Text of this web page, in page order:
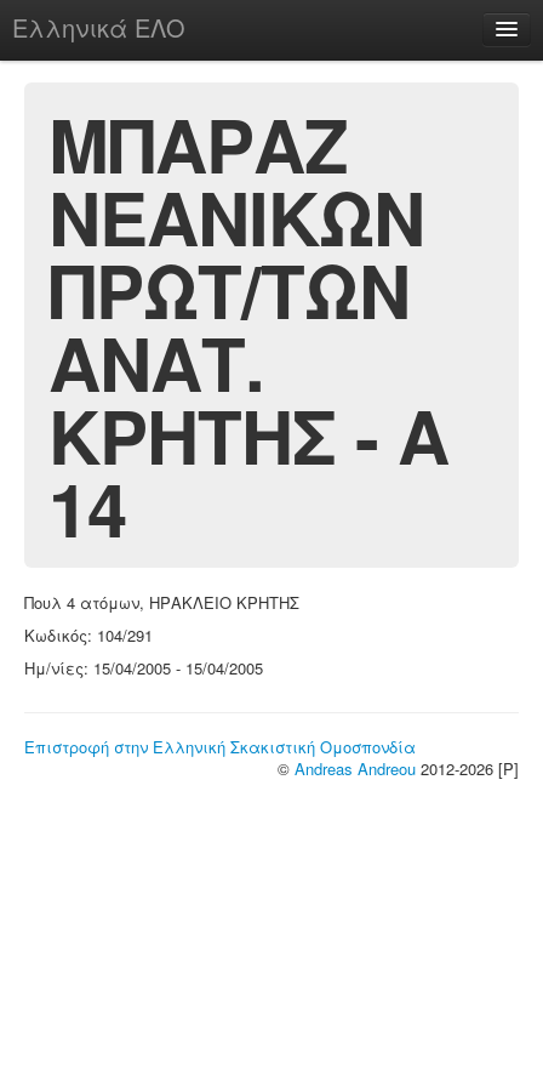
Ελληνικά ΕΛΟ
chesstu.be @ discord
Login
ΜΠΑΡΑΖ
ΝΕΑΝΙΚΩΝ
ΠΡΩΤ/ΤΩΝ
ΑΝΑΤ.
ΚΡΗΤΗΣ - Α
14
Πουλ 4 ατόμων, ΗΡΑΚΛΕΙΟ ΚΡΗΤΗΣ
Κωδικός: 104/291
Ημ/νίες: 15/04/2005 - 15/04/2005
Επιστροφή στην Ελληνική Σκακιστική Ομοσπονδία
© Andreas Andreou 2012-2026 [P]